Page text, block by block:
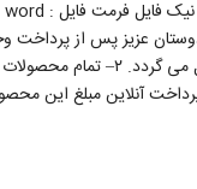
کیفیت قابل پرینت میباشد. نکات مهم : ۱ –
وهمچنین یک لینک دانلود دیگر
آنلاین مبلغ این